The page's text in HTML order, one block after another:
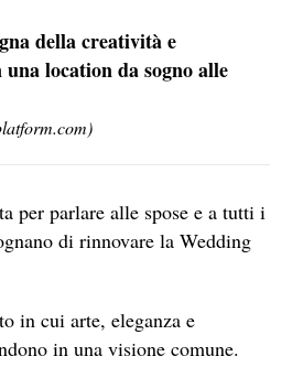
della creatività e
location da sogno alle
per parlare alle spose e a tutti i
di rinnovare la Wedding
in cui arte, eleganza e
in una visione comune.